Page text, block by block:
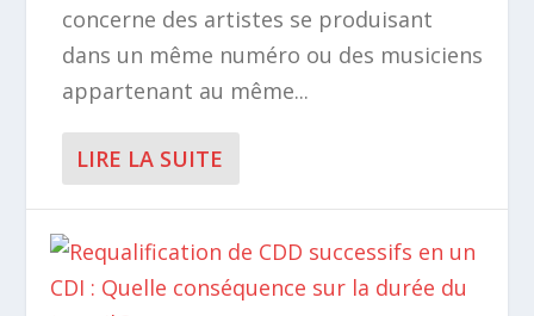
concerne des artistes se produisant
dans un même numéro ou des musiciens
appartenant au même...
LIRE LA SUITE